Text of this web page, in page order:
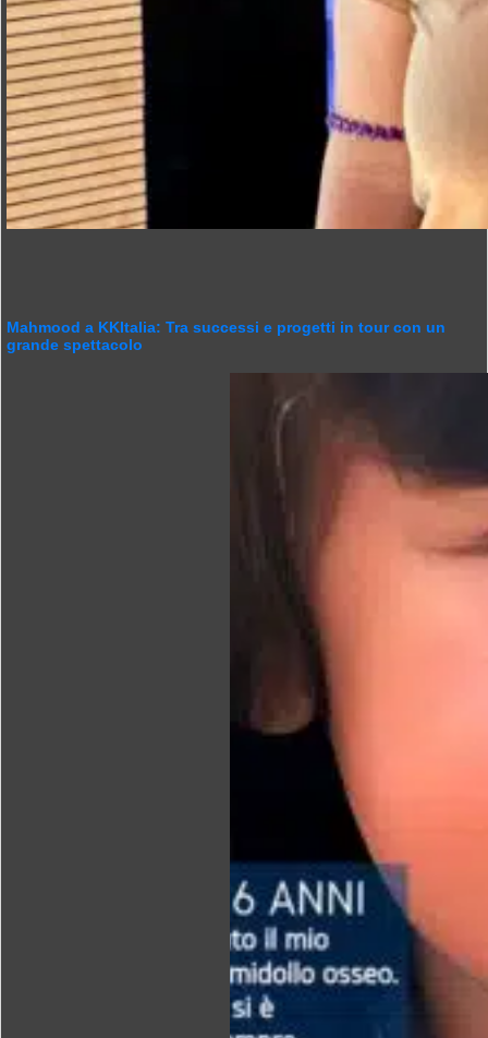
Mahmood a KKItalia: Tra successi e progetti in tour con un
grande spettacolo